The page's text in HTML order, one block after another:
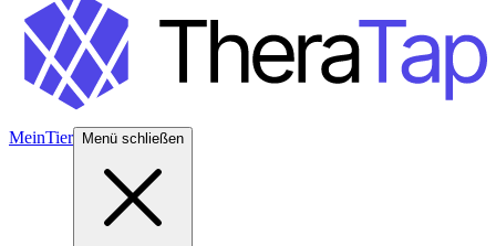
MeinTier Menü schließen